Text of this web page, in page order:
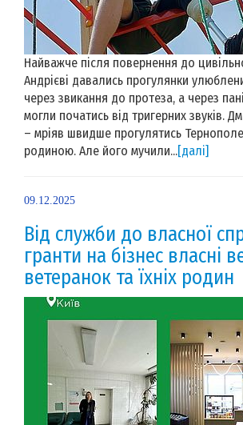
Найважче після повернення до
Андрієві давались прогулянки
через звикання до протеза, а через
могли початись від тригерних звуків.
– мріяв швидше прогулятись
родиною. Але його мучили...[далі]
09.12.2025
Від служби до власної
гранти на бізнес власні
ветеранок та їхніх родин